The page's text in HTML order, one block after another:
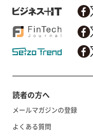
読者の方へ
メールマガジンの登録
よくある質問